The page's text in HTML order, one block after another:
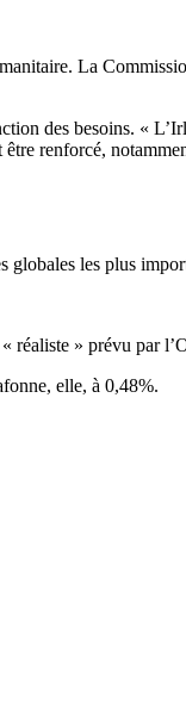
La
des besoins. «
renforcé,
globales les plus
réaliste » prévu par
elle, à 0,48%.